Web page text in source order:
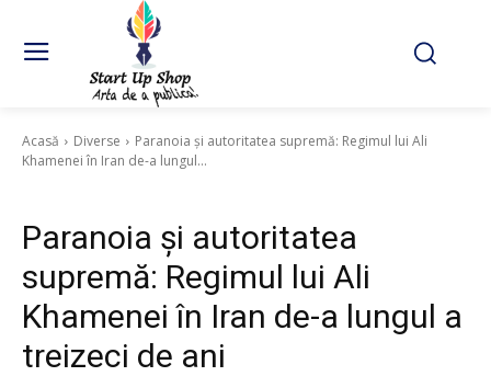
Acasă Diverse
Paranoia și autoritatea supremă: Regimul lui Ali
Khamenei în Iran de-a lungul...
Paranoia și autoritatea
supremă: Regimul lui Ali
Khamenei în Iran de-a lungul a
treizeci de ani